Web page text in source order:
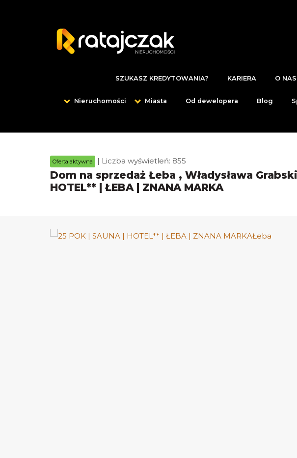
SZUKASZ KREDYTOWANIA? KARIERA O NAS
Nieruchomości Miasta Od dewelopera Blog
Oferta aktywna | Liczba wyświetleń: 855
Dom na sprzedaż Łeba , Władysława
HOTEL** | ŁEBA | ZNANA MARKA